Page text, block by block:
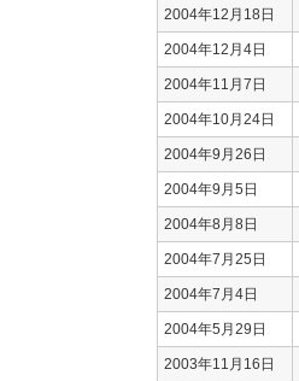
2004年12月18日
2004年12月4日
2004年11月7日
2004年10月24日
2004年9月26日
2004年9月5日
2004年8月8日
2004年7月25日
2004年7月4日
2004年5月29日
2003年11月16日